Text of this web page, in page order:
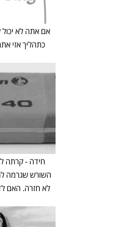
אם אתה לא
כתהליך אזי
חידה - קרתה
השורש שגרמה
לא חזרה. האם